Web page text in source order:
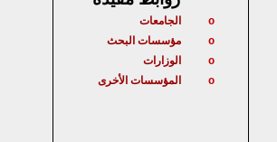
o الجامعات
o مؤسسات البحث
o الوزارات
o المؤسسات الأخرى